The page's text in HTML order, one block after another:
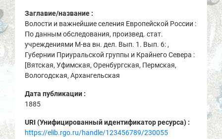
Заглавие/название :
Волости и важнейшие селения Европейской России :
По данным обследования, произвед. стат.
учреждениями М-ва вн. дел. Вып. 1. Вып. 6: ,
Губернии Приуральской группы и Крайнего Севера :
[Вятская, Уфимская, Оренбургская, Пермская,
Вологодская, Архангельская
Дата публикации :
1885
URI (Унифицированный идентификатор ресурса) :
https://elib.rgo.ru/handle/123456789/230055